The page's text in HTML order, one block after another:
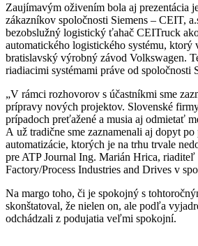
Zaujímavým oživením bola aj prezentácia
zákazníkov spoločnosti Siemens – CEIT,
bezobslužný logistický ťahač CEITruck
automatického logistického systému, ktorý
bratislavský výrobný závod Volkswagen.
riadiacimi systémami práve od spoločnosti
„V rámci rozhovorov s účastníkmi sme
prípravy nových projektov. Slovenské
prípadoch preťažené a musia aj odmietať
A už tradične sme zaznamenali aj dopyt
automatizácie, ktorých je na trhu trvale
pre ATP Journal Ing. Marián Hrica,
Factory/Process Industries and Drives v
Na margo toho, či je spokojný s
skonštatoval, že nielen on, ale podľa
odchádzali z podujatia veľmi spokojní.